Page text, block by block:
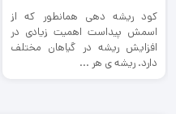
کود ریشه دهی همانطور که از
اسمش پیداست اهمیت زیادی در
افزایش ریشه در گیاهان مختلف
دارد. ریشه ی هر ...